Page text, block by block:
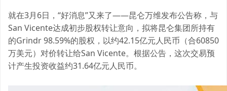
就在3月6日，“好消息”又来了——昆仑万维发布公告称，与
San Vicente达成初步股权转让意向，拟将昆仑集团所持有
的Grindr 98.59%的股权，以约42.15亿元人民币（合60850
万美元）对价转让给San Vicente。根据公告，这次交易预
计产生投资收益约31.64亿元人民币。